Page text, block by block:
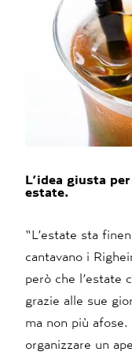
L’idea giusta
estate.
“L’estate sta
cantavano i
però che l’estate
grazie alle sue
ma non più afose.
organizzare un